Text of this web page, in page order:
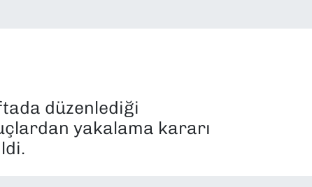
düzenlediği
yakalama kararı